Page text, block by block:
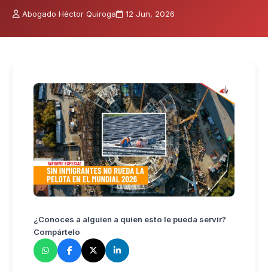
Abogado Héctor Quiroga 12 Jun, 2026
¿Conoces a alguien a quien esto le pueda servir?
Compártelo